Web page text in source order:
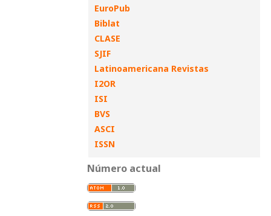
EuroPub
Biblat
CLASE
SJIF
Latinoamericana Revistas
I2OR
ISI
BVS
ASCI
ISSN
Número actual